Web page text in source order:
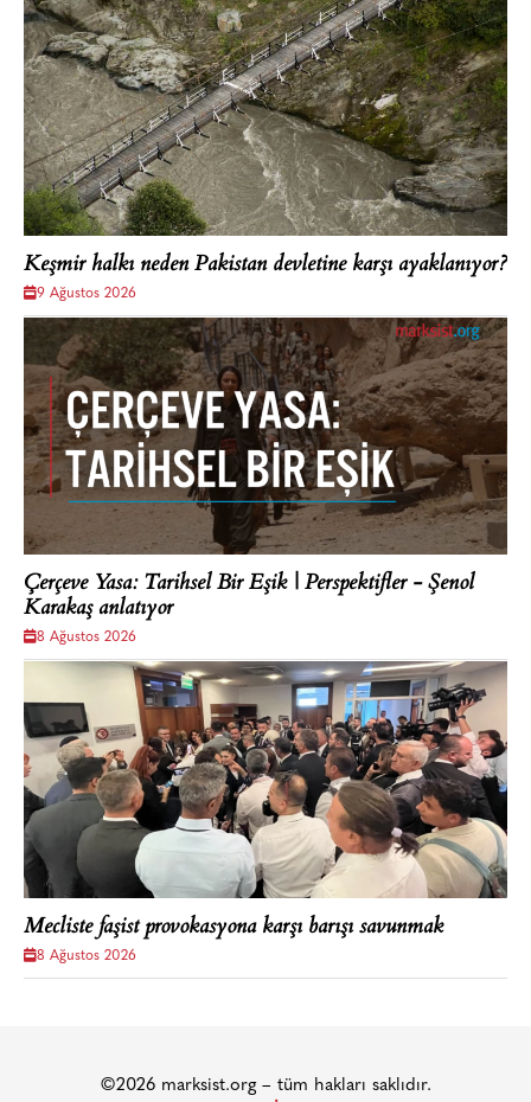
Keşmir halkı neden Pakistan devletine karşı ayaklanıyor?
9 Ağustos 2026
Çerçeve Yasa: Tarihsel Bir Eşik | Perspektifler - Şenol
Karakaş anlatıyor
8 Ağustos 2026
Mecliste faşist provokasyona karşı barışı savunmak
8 Ağustos 2026
©2026 marksist.org – tüm hakları saklıdır.